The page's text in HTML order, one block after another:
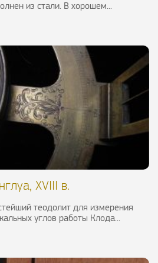
из стали. В хорошем...
XVIII в.
теодолит для измерения
углов работы Клода...